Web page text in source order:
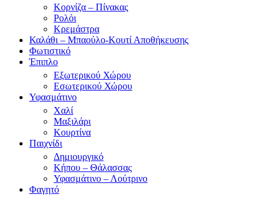
Κορνίζα – Πίνακας
Ρολόι
Κρεμάστρα
Καλάθι – Μπαούλο-Κουτί Αποθήκευσης
Φωτιστικό
Έπιπλο
Εξωτερικού Χώρου
Εσωτερικού Χώρου
Υφασμάτινο
Χαλί
Μαξιλάρι
Κουρτίνα
Παιχνίδι
Δημιουργικό
Κήπου – Θάλασσας
Υφασμάτινο – Λούτρινο
Φαγητό